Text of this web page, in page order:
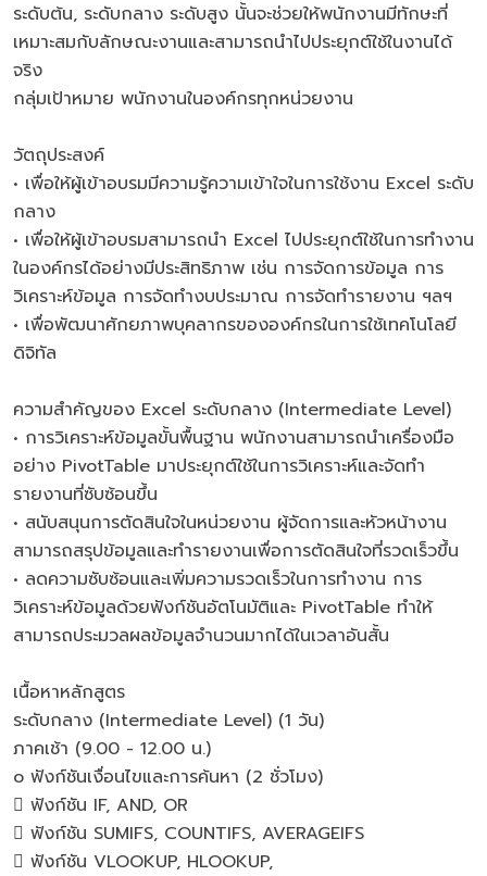
ระดับต้น, ระดับกลาง ระดับสูง นั้นจะช่วยให้พนักงานมีทักษะที่
เหมาะสมกับลักษณะงานและสามารถนำไปประยุกต์ใช้ในงานได้
จริง
กลุ่มเป้าหมาย พนักงานในองค์กรทุกหน่วยงาน
วัตถุประสงค์
• เพื่อให้ผู้เข้าอบรมมีความรู้ความเข้าใจในการใช้งาน Excel ระดับ
กลาง
• เพื่อให้ผู้เข้าอบรมสามารถนำ Excel ไปประยุกต์ใช้ในการทำงาน
ในองค์กรได้อย่างมีประสิทธิภาพ เช่น การจัดการข้อมูล การ
วิเคราะห์ข้อมูล การจัดทำงบประมาณ การจัดทำรายงาน ฯลฯ
• เพื่อพัฒนาศักยภาพบุคลากรขององค์กรในการใช้เทคโนโลยี
ดิจิทัล
ความสำคัญของ Excel ระดับกลาง (Intermediate Level)
• การวิเคราะห์ข้อมูลขั้นพื้นฐาน พนักงานสามารถนำเครื่องมือ
อย่าง PivotTable มาประยุกต์ใช้ในการวิเคราะห์และจัดทำ
รายงานที่ซับซ้อนขึ้น
• สนับสนุนการตัดสินใจในหน่วยงาน ผู้จัดการและหัวหน้างาน
สามารถสรุปข้อมูลและทำรายงานเพื่อการตัดสินใจที่รวดเร็วขึ้น
• ลดความซับซ้อนและเพิ่มความรวดเร็วในการทำงาน การ
วิเคราะห์ข้อมูลด้วยฟังก์ชันอัตโนมัติและ PivotTable ทำให้
สามารถประมวลผลข้อมูลจำนวนมากได้ในเวลาอันสั้น
เนื้อหาหลักสูตร
ระดับกลาง (Intermediate Level) (1 วัน)
ภาคเช้า (9.00 - 12.00 น.)
o ฟังก์ชันเงื่อนไขและการค้นหา (2 ชั่วโมง)
 ฟังก์ชัน IF, AND, OR
 ฟังก์ชัน SUMIFS, COUNTIFS, AVERAGEIFS
 ฟังก์ชัน VLOOKUP, HLOOKUP,